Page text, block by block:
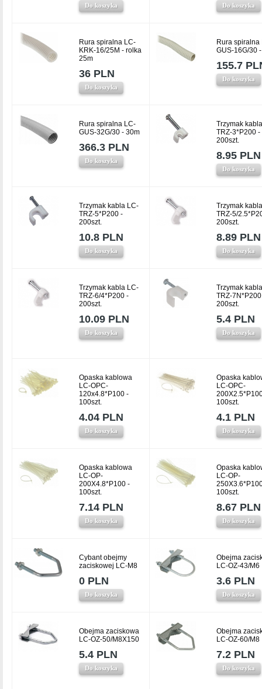
Do koszyka Do koszyka
Rura spiralna LC-
KRK-16/25M - rolka
25m
36 PLN
Do koszyka
Rura spiralna
GUS-16G/30
155.7
Do koszyka
Rura spiralna LC-
GUS-32G/30 - 30m
366.3 PLN
Do koszyka
Trzymak
TRZ-3*P200 -
200szt.
8.95 PLN
Do koszyka
Trzymak kabla LC-
TRZ-5*P200 -
200szt.
10.8 PLN
Do koszyka
Trzymak
TRZ-5/
200szt.
8.89 PLN
Do koszyka
Trzymak kabla LC-
TRZ-6/4*P200 -
200szt.
10.09 PLN
Do koszyka
Trzymak
TRZ-
200szt.
5.4 PLN
Do koszyka
Opaska kablowa
LC-OPC-
120x4.8*P100 -
100szt.
4.04 PLN
Do koszyka
Opaska
LC-OPC-
100szt.
4.1 PLN
Do koszyka
Opaska kablowa
LC-OP-
200X4.8*P100 -
100szt.
7.14 PLN
Do koszyka
Opaska
LC-OP-
100szt.
8.67 PLN
Do koszyka
Cybant obejmy
zaciskowej LC-M8
0 PLN
Do koszyka
Obejma
LC-OZ-43/M6
3.6 PLN
Do koszyka
Obejma zaciskowa
LC-OZ-50/M8X150
5.4 PLN
Do koszyka
Obejma
LC-OZ-60/M8
7.2 PLN
Do koszyka